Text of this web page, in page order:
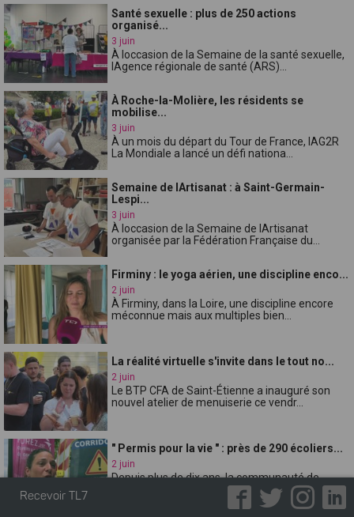
Santé sexuelle : plus de 250 actions
organisé...
3 juin
À loccasion de la Semaine de la santé sexuelle,
lAgence régionale de santé (ARS)...
À Roche-la-Molière, les résidents se
mobilise...
3 juin
À un mois du départ du Tour de France, lAG2R
La Mondiale a lancé un défi nationa...
Semaine de lArtisanat : à Saint-Germain-
Lespi...
3 juin
À loccasion de la Semaine de lArtisanat
organisée par la Fédération Française du...
Firminy : le yoga aérien, une discipline enco...
2 juin
À Firminy, dans la Loire, une discipline encore
méconnue mais aux multiples bien...
La réalité virtuelle s'invite dans le tout no...
2 juin
Le BTP CFA de Saint-Étienne a inauguré son
nouvel atelier de menuiserie ce vendr...
" Permis pour la vie " : près de 290 écoliers...
2 juin
Depuis plus de dix ans, la communauté de
communes de Forez-Est organise l'opérat...
Recevoir TL7